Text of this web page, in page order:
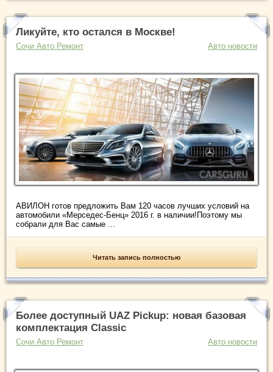
Ликуйте, кто остался в Москве!
Сочи Авто Ремонт Авто новости
АВИЛОН готов предложить Вам 120 часов лучших условий на
автомобили «Мерседес-Бенц» 2016 г. в наличии!Поэтому мы
собрали для Вас самые ...
Читать запись полностью
Более доступный UAZ Pickup: новая базовая
комплектация Classic
Сочи Авто Ремонт Авто новости